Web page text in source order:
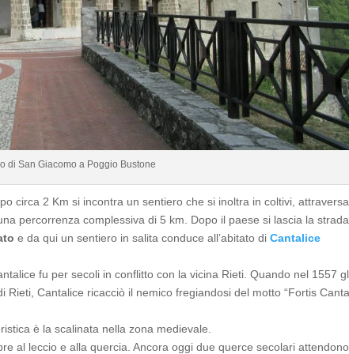
di San Giacomo a Poggio Bustone
circa 2 Km si incontra un sentiero che si inoltra in coltivi,
percorrenza complessiva di 5 km. Dopo il paese si lascia la strada
e da qui un sentiero in salita conduce all’abitato diCantalice
fu per secoli in conflitto con la vicina Rieti. Quando nel 1557
Cantalice ricacciò il nemico fregiandosi del motto “Fortis
è la scalinata nella zona medievale.
al leccio e alla quercia. Ancora oggi due querce secolari